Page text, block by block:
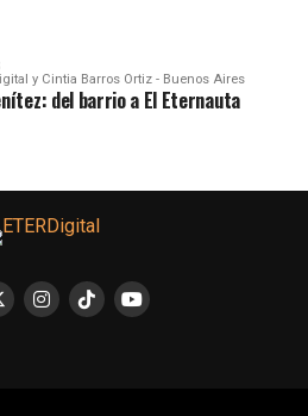
y Cintia Barros Ortiz - Buenos Aires
del barrio a El Eternauta